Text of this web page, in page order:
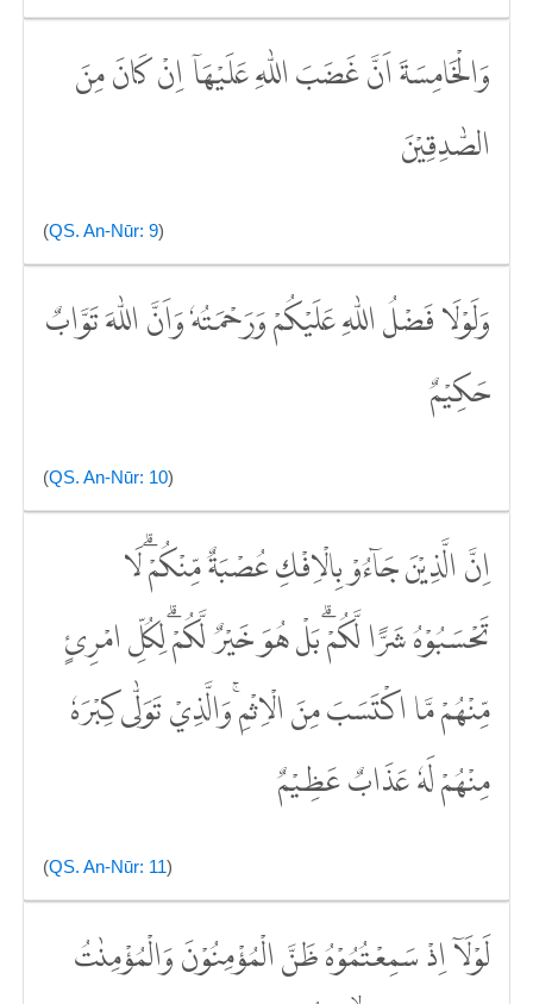
وَالْخَامِسَةَ اَنَّ غَضَبَ اللّٰهِ عَلَيْهَآ اِنْ كَانَ مِنَ
الصّٰدِقِيْنَ
(QS. An-Nūr: 9)
وَلَوْلَا فَضْلُ اللّٰهِ عَلَيْكُمْ وَرَحْمَتُهٗ وَاَنَّ اللّٰهَ تَوَّابٌ
حَكِيْمٌ
(QS. An-Nūr: 10)
اِنَّ الَّذِيْنَ جَاۤءُوْ بِالْاِفْكِ عُصْبَةٌ مِّنْكُمْۗ لَا
تَحْسَبُوْهُ شَرًّا لَّكُمْۗ بَلْ هُوَ خَيْرٌ لَّكُمْۗ لِكُلِّ امْرِئٍ
مِّنْهُمْ مَّا اكْتَسَبَ مِنَ الْاِثْمِۚ وَالَّذِيْ تَوَلّٰى كِبْرَهٗ
مِنْهُمْ لَهٗ عَذَابٌ عَظِيْمٌ
(QS. An-Nūr: 11)
لَوْلَآ اِذْ سَمِعْتُمُوْهُ ظَنَّ الْمُؤْمِنُوْنَ وَالْمُؤْمِنٰتُ